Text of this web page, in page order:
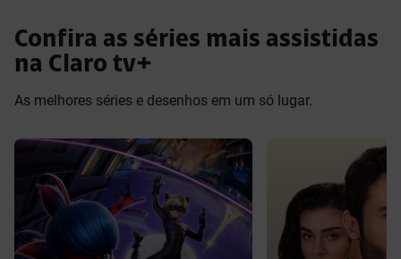
Confira as séries mais assistidas
na Claro tv+
As melhores séries e desenhos em um só lugar.